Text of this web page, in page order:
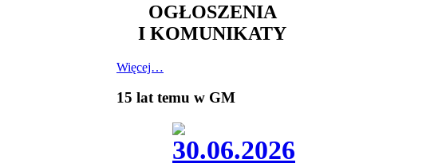
OGŁOSZENIA
I KOMUNIKATY
Więcej…
15 lat temu w GM